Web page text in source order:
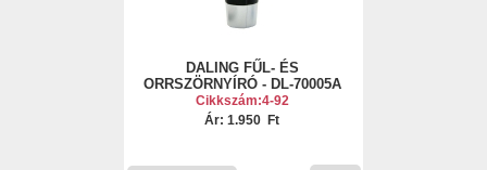
DALING FŰL- ÉS
ORRSZÖRNYÍRÓ - DL-70005A
Cikkszám:4-92
Ár: 1.950 Ft